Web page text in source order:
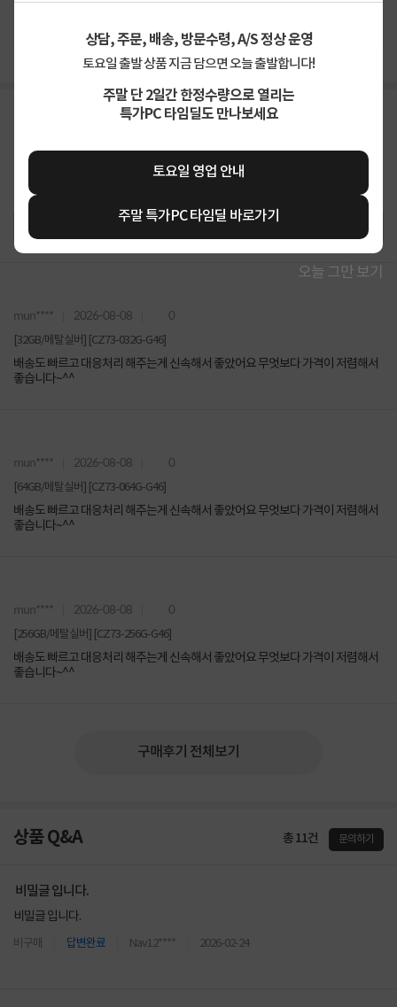
상담, 주문, 배송, 방문수령, A/S 정상 운영
토요일 출발 상품 지금 담으면 오늘 출발합니다!
주말 단 2일간 한정수량으로 열리는
특가PC 타임딜도 만나보세요
토요일 영업 안내
주말 특가PC 타임딜 바로가기
오늘 그만 보기
배송
빨라요
mun**** 2026-08-08 0
[32GB/메탈실버] [CZ73-032G-G46]
배송도 빠르고 대응처리 해주는게 신속해서 좋았어요 무엇보다 가격이 저렴해서
좋습니다~^^
mun**** 2026-08-08 0
[64GB/메탈실버] [CZ73-064G-G46]
배송도 빠르고 대응처리 해주는게 신속해서 좋았어요 무엇보다 가격이 저렴해서
좋습니다~^^
mun**** 2026-08-08 0
[256GB/메탈실버] [CZ73-256G-G46]
배송도 빠르고 대응처리 해주는게 신속해서 좋았어요 무엇보다 가격이 저렴해서
좋습니다~^^
구매후기 전체보기
상품 Q&A 총 11건 문의하기
비밀글 입니다.
비밀글 입니다.
비구매 답변완료 Nav12**** 2026-02-24